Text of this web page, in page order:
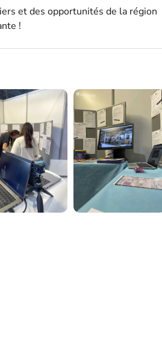
et des opportunités de la région
!